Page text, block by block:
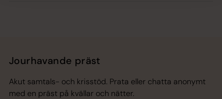
Jourhavande präst
Akut samtals- och krisstöd. Prata eller chatta anonymt
med en präst på kvällar och nätter.